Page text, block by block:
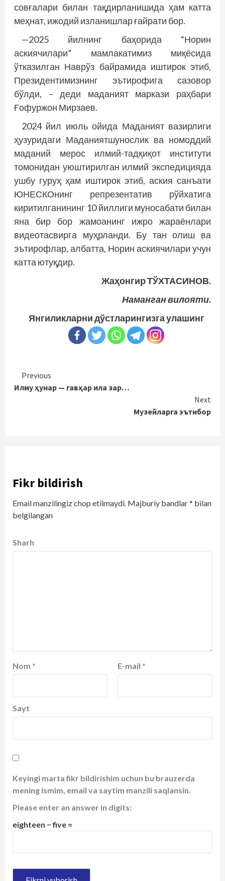
совғалари билан тақдирланишида ҳам катта
меҳнат, ижодий изланишлар ғайрати бор.
—2025 йилнинг баҳорида “Норин
аскиячилари” мамлакатимиз миқёсида
ўтказилган Наврўз байрамида иштирок этиб,
Президентимизнинг эътирофига сазовор
бўлди, – деди маданият маркази раҳбари
Ғофуржон Мирзаев.
2024 йил июль ойида Маданият вазирлиги
ҳузуридаги Маданиятшунослик ва номоддий
маданий мерос илмий-тадқиқот институти
томонидан уюштирилган илмий экспедицияда
ушбу гуруҳ ҳам иштирок этиб, аския санъати
ЮНЕСКОнинг репрезентатив рўйхатига
киритилганининг 10 йиллиги муносабати билан
яна бир бор жамоанинг ижро жараёнлари
видеотасвирга муҳрланди. Бу тан олиш ва
эътирофлар, албатта, Норин аскиячилари учун
катта ютуқдир.
Жаҳонгир ТЎХТАСИНОВ.
Наманган вилояти.
Янгиликларни дўстларингизга улашинг
Continue
Reading
Previous
Илму ҳунар — гавҳар ила зар…
Next
Музейларга эътибор
Fikr bildirish
Email manzilingiz chop etilmaydi. Majburiy bandlar* bilan
belgilangan
Sharh
Nom * E-mail *
Sayt
Keyingi marta fikr bildirishim uchun bu brauzerda
mening ismim, email va saytim manzili saqlansin.
Please enter an answer in digits:
eighteen − five =